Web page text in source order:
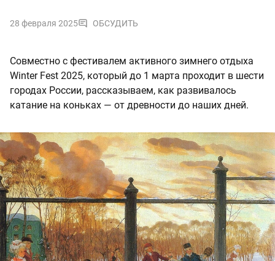
28 февраля 2025 ОБСУДИТЬ
Совместно с фестивалем активного зимнего отдыха
Winter Fest 2025, который до 1 марта проходит в шести
городах России, рассказываем, как развивалось
катание на коньках — от древности до наших дней.